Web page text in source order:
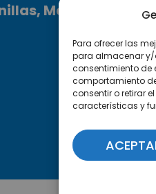
Para ofrecer las
para almacenar y/
consentimiento de
comportamiento
consentir o retirar
características y
Málaga